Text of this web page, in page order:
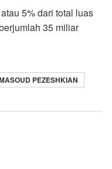
5% dari total luas
35 miliar
PEZESHKIAN